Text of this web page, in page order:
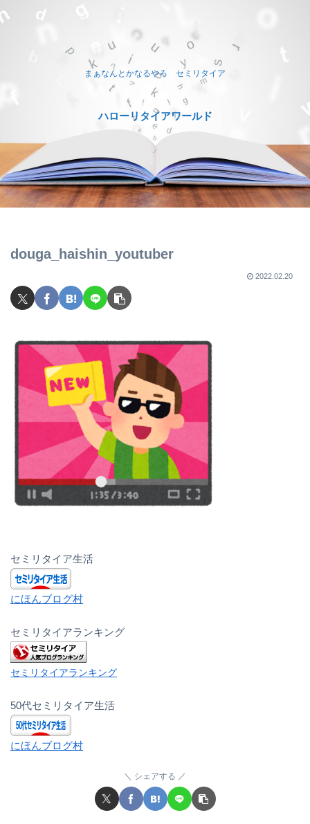
まぁなんとかなるやろ セミリタイア
ハローリタイアワールド
douga_haishin_youtuber
2022.02.20
セミリタイア生活
にほんブログ村
セミリタイアランキング
セミリタイアランキング
50代セミリタイア生活
にほんブログ村
シェアする